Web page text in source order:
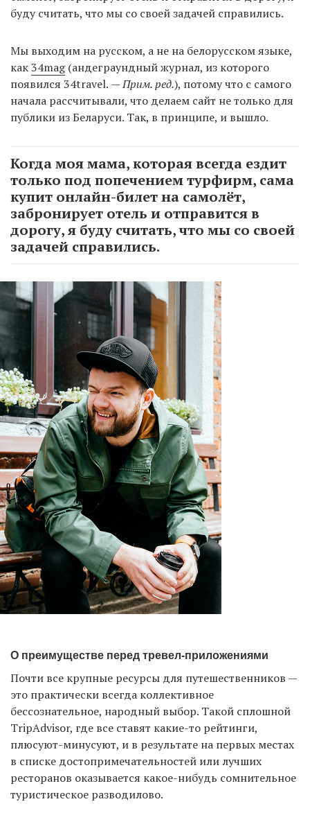
буду считать, что мы со своей задачей справились.
Мы выходим на русском, а не на белорусском языке,
как34mag(андеграундный журнал, из которого
появился 34travel. — Прим. ред.), потому что с самого
начала рассчитывали, что делаем сайт не только для
публики из Беларуси. Так, в принципе, и вышло.
Когда моя мама, которая всегда ездит
только под попечением турфирм, сама
купит онлайн-билет на самолёт,
забронирует отель и отправится в
дорогу, я буду считать, что мы со своей
задачей справились.
О преимуществе перед тревел-приложениями
Почти все крупные ресурсы для путешественников —
это практически всегда коллективное
бессознательное, народный выбор. Такой сплошной
TripAdvisor, где все ставят какие-то рейтинги,
плюсуют-минусуют, и в результате на первых местах
в списке достопримечательностей или лучших
ресторанов оказывается какое-нибудь сомнительное
туристическое разводилово.